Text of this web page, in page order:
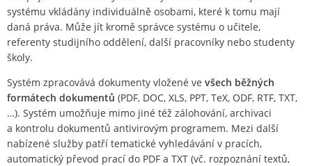
systému vkládány individuálně osobami, které k tomu mají
daná práva. Může jít kromě správce systému o učitele,
referenty studijního oddělení, další pracovníky nebo studenty
školy.
Systém zpracovává dokumenty vložené ve všech běžných
formátech dokumentů (PDF, DOC, XLS, PPT, TeX, ODF, RTF, TXT,
…). Systém umožňuje mimo jiné též zálohování, archivaci
a kontrolu dokumentů antivirovým programem. Mezi další
nabízené služby patří tematické vyhledávání v pracích,
automatický převod prací do PDF a TXT (vč. rozpoznání textů,